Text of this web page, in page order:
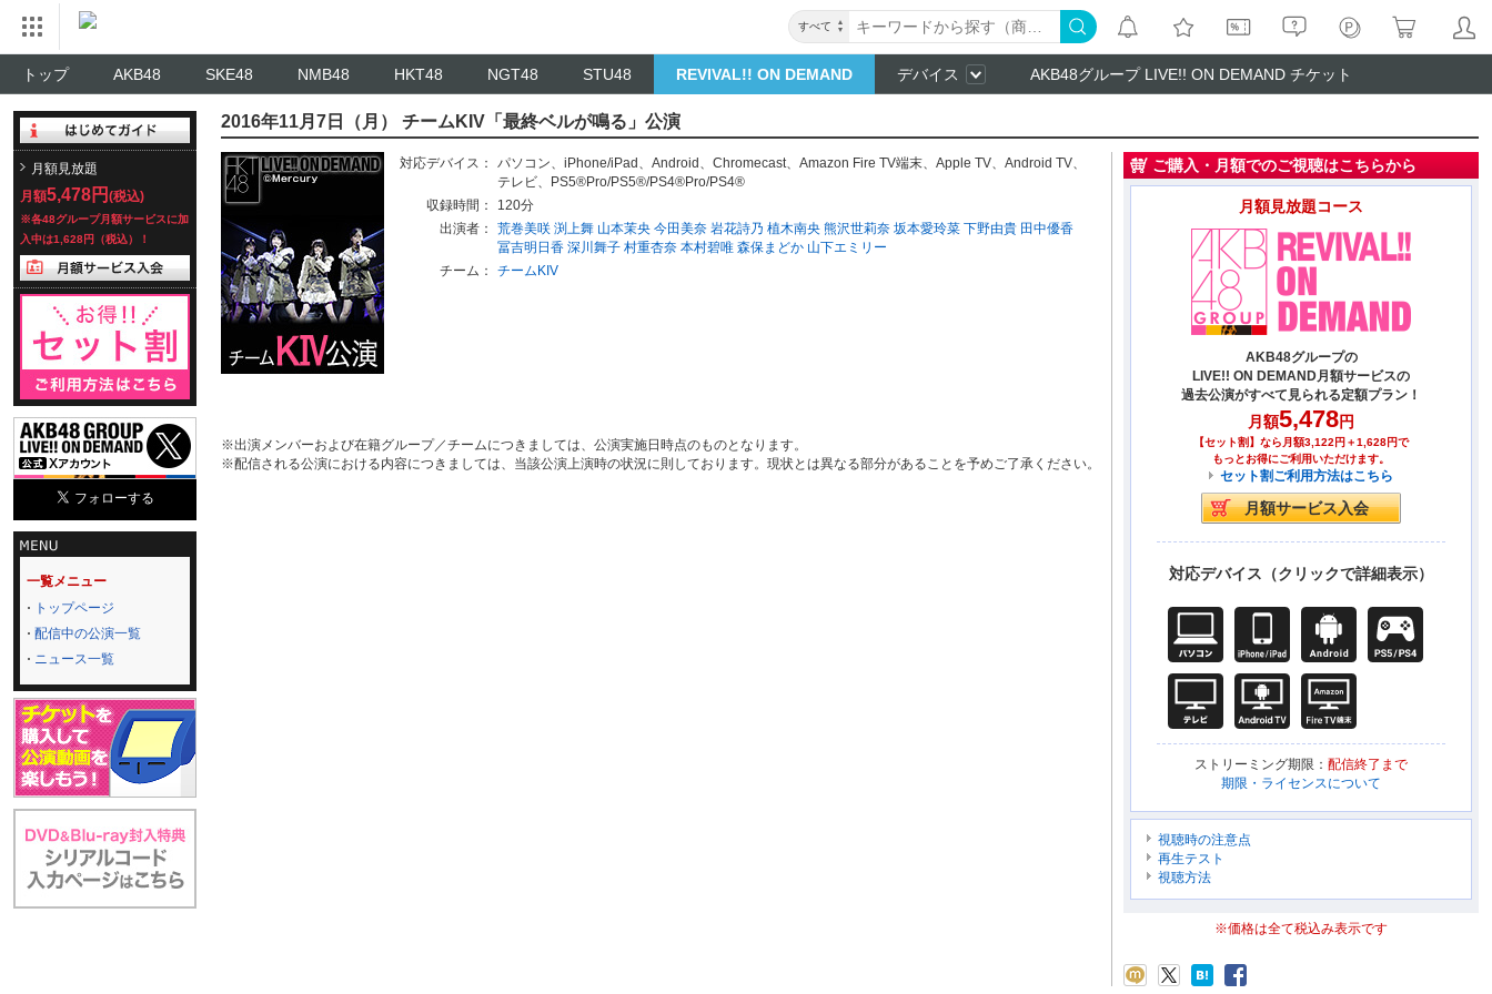
すべて
トップ AKB48 SKE48 NMB48 HKT48 NGT48 STU48 REVIVAL!! ON DEMAND デバイス AKB48グループ LIVE!! ON DEMAND チケット
月額見放題
月額5,478円 (税込)
※各48グループ月額サービスに加
入中は1,628円（税込）！
一覧メニュー
トップページ
配信中の公演一覧
ニュース一覧
2016年11月7日（月） チームKIV「最終ベルが鳴る」公演
対応デバイス： パソコン、 iPhone/iPad 、 Android 、 Chromecast、 Amazon Fire TV端末、 Apple TV、 Android TV、
テレビ、
PS5®Pro/PS5®/PS4®Pro/PS4®
収録時間：
120分
出演者：
荒巻美咲 渕上舞 山本茉央 今田美奈 岩花詩乃 植木南央 熊沢世莉奈 坂本愛玲菜 下野由貴 田中優香
冨吉明日香 深川舞子 村重杏奈 本村碧唯 森保まどか 山下エミリー
チーム：
チームKIV
※出演メンバーおよび在籍グループ／チームにつきましては、公演実施日時点のものとなります。
※配信される公演における内容につきましては、当該公演上演時の状況に則しております。現状とは異なる部分があることを予めご了承ください。
ご購入・月額でのご視聴はこちらから
月額見放題コース
AKB48グループの
LIVE!! ON DEMAND月額サービスの
過去公演がすべて見られる定額プラン！
月額5,478円
【セット割】なら月額3,122円＋1,628円で
もっとお得にご利用いただけます。
セット割ご利用方法はこちら
対応デバイス（クリックで詳細表示）
ストリーミング期限： 配信終了まで
期限・ライセンスについて
視聴時の注意点
再生テスト
視聴方法
※価格は全て税込み表示です